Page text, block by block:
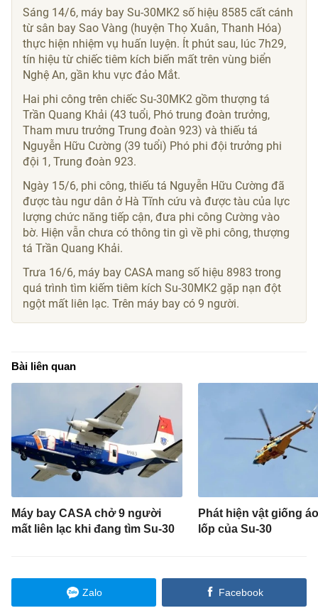
Sáng 14/6, máy bay Su-30MK2 số hiệu 8585 cất cánh
từ sân bay Sao Vàng (huyện Thọ Xuân, Thanh Hóa)
thực hiện nhiệm vụ huấn luyện. Ít phút sau, lúc 7h29,
tín hiệu từ chiếc tiêm kích biến mất trên vùng biển
Nghệ An, gần khu vực đảo Mắt.
Hai phi công trên chiếc Su-30MK2 gồm thượng tá
Trần Quang Khải (43 tuổi, Phó trung đoàn trưởng,
Tham mưu trưởng Trung đoàn 923) và thiếu tá
Nguyễn Hữu Cường (39 tuổi) Phó phi đội trưởng phi
đội 1, Trung đoàn 923.
Ngày 15/6, phi công, thiếu tá Nguyễn Hữu Cường đã
được tàu ngư dân ở Hà Tĩnh cứu và được tàu của lực
lượng chức năng tiếp cận, đưa phi công Cường vào
bờ. Hiện vẫn chưa có thông tin gì về phi công, thượng
tá Trần Quang Khải.
Trưa 16/6, máy bay CASA mang số hiệu 8983 trong
quá trình tìm kiếm tiêm kích Su-30MK2 gặp nạn đột
ngột mất liên lạc. Trên máy bay có 9 người.
Bài liên quan
Máy bay CASA chở 9 người
mất liên lạc khi đang tìm Su-30
Phát hiện vật giống
lốp của Su-30
Zalo Facebook